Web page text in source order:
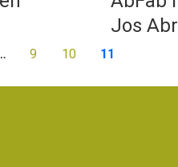
Jos
9 10 11